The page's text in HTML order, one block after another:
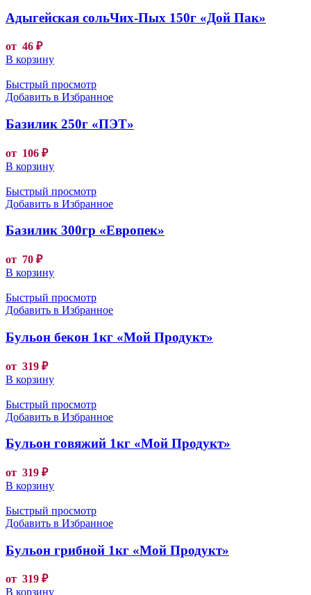
Адыгейская сольЧих-Пых 150г «Дой Пак»
от 46 ₽
В корзину
Быстрый просмотр
Добавить в Избранное
Базилик 250г «ПЭТ»
от 106 ₽
В корзину
Быстрый просмотр
Добавить в Избранное
Базилик 300гр «Европек»
от 70 ₽
В корзину
Быстрый просмотр
Добавить в Избранное
Бульон бекон 1кг «Мой Продукт»
от 319 ₽
В корзину
Быстрый просмотр
Добавить в Избранное
Бульон говяжий 1кг «Мой Продукт»
от 319 ₽
В корзину
Быстрый просмотр
Добавить в Избранное
Бульон грибной 1кг «Мой Продукт»
от 319 ₽
В корзину